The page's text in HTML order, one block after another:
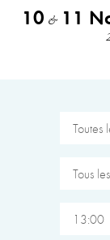
10 &11
Toutes
Tous
13:00